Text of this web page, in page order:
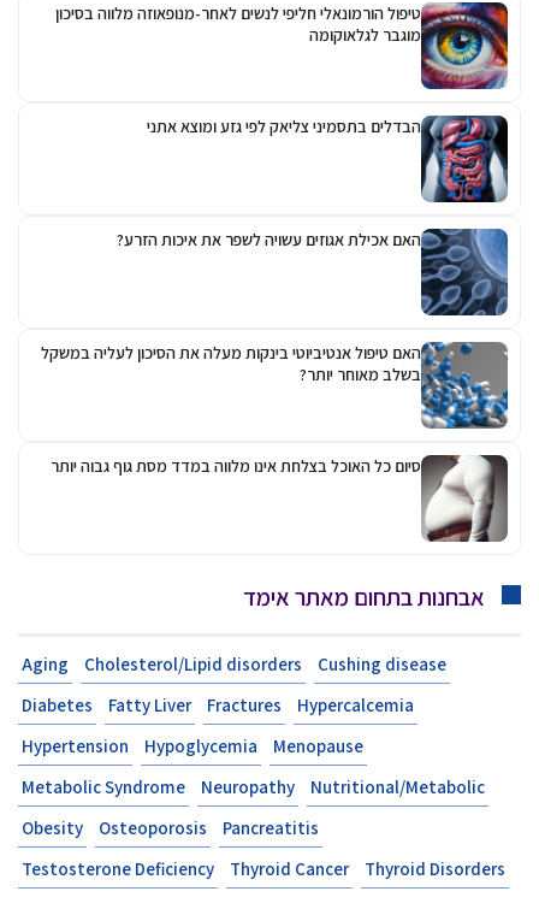
טיפול הורמונאלי חליפי לנשים לאחר-מנופאוזה מלווה בסיכון
מוגבר לגלאוקומה
הבדלים בתסמיני צליאק לפי גזע ומוצא אתני
האם אכילת אגוזים עשויה לשפר את איכות הזרע?
האם טיפול אנטיביוטי בינקות מעלה את הסיכון לעליה במשקל
בשלב מאוחר יותר?
סיום כל האוכל בצלחת אינו מלווה במדד מסת גוף גבוה יותר
אבחנות בתחום מאתר אימד
Aging Cholesterol/Lipid disorders
Cushing disease
Diabetes
Fatty Liver Fractures
Hypercalcemia
Hypertension
Hypoglycemia
Menopause
Metabolic Syndrome
Neuropathy
Nutritional/Metabolic
Obesity
Osteoporosis
Pancreatitis
Testosterone Deficiency
Thyroid Cancer Thyroid Disorders